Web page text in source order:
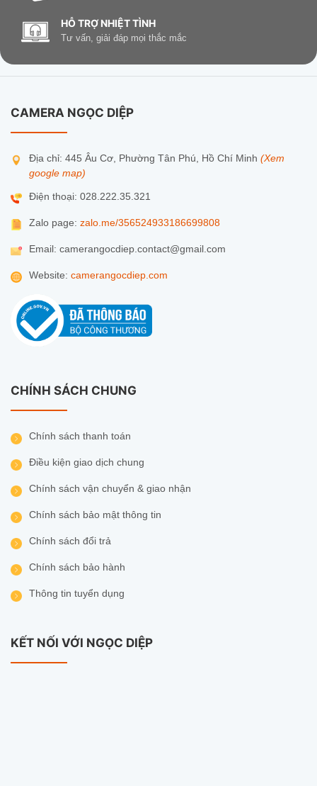
HỖ TRỢ NHIỆT TÌNH
Tư vấn, giải đáp mọi thắc mắc
CAMERA NGỌC DIỆP
Địa chỉ: 445 Âu Cơ, Phường Tân Phú, Hồ Chí Minh (Xem
google map)
Điện thoại: 028.222.35.321
Zalo page: zalo.me/356524933186699808
Email: camerangocdiep.contact@gmail.com
Website: camerangocdiep.com
CHÍNH SÁCH CHUNG
Chính sách thanh toán
Điều kiện giao dịch chung
Chính sách vận chuyển & giao nhận
Chính sách bảo mật thông tin
Chính sách đổi trả
Chính sách bảo hành
Thông tin tuyển dụng
KẾT NỐI VỚI NGỌC DIỆP